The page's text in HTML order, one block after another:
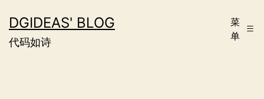
至
内
DGIDEAS' BLOG
代码如诗
菜
单